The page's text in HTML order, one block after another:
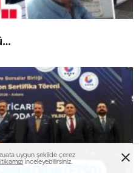
uygun şekilde çerez
inceleyebilirsiniz.